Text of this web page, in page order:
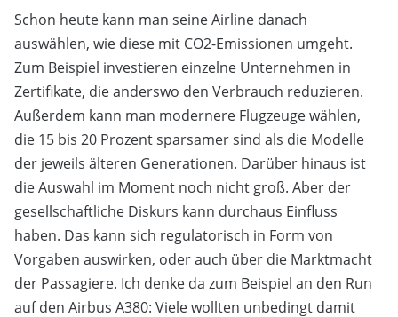
Schon heute kann man seine Airline danach
auswählen, wie diese mit CO2-Emissionen umgeht.
Zum Beispiel investieren einzelne Unternehmen in
Zertifikate, die anderswo den Verbrauch reduzieren.
Außerdem kann man modernere Flugzeuge wählen,
die 15 bis 20 Prozent sparsamer sind als die Modelle
der jeweils älteren Generationen. Darüber hinaus ist
die Auswahl im Moment noch nicht groß. Aber der
gesellschaftliche Diskurs kann durchaus Einfluss
haben. Das kann sich regulatorisch in Form von
Vorgaben auswirken, oder auch über die Marktmacht
der Passagiere. Ich denke da zum Beispiel an den Run
auf den Airbus A380: Viele wollten unbedingt damit